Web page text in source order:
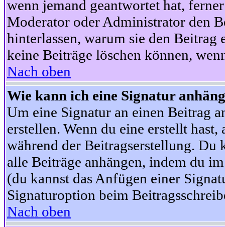
wenn jemand geantwortet hat,
Moderator oder Administrator den
hinterlassen, warum sie den Beitrag
keine Beiträge löschen können,
Nach oben
Wie kann ich eine Signatur
Um eine Signatur an einen Beitrag
erstellen. Wenn du eine erstellt
während der Beitragserstellung. Du
alle Beiträge anhängen, indem du
(du kannst das Anfügen einer
Signaturoption beim
Nach oben